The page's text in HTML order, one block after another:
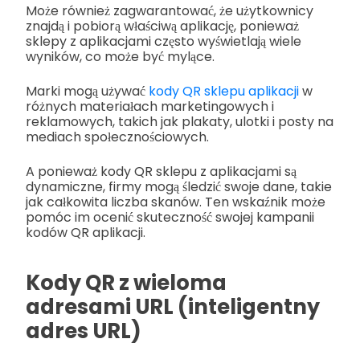
Może również zagwarantować, że użytkownicy
znajdą i pobiorą właściwą aplikację, ponieważ
sklepy z aplikacjami często wyświetlają wiele
wyników, co może być mylące.
Marki mogą używać kody QR sklepu aplikacjiw
różnych materiałach marketingowych i
reklamowych, takich jak plakaty, ulotki i posty na
mediach społecznościowych.
A ponieważ kody QR sklepu z aplikacjami są
dynamiczne, firmy mogą śledzić swoje dane, takie
jak całkowita liczba skanów. Ten wskaźnik może
pomóc im ocenić skuteczność swojej kampanii
kodów QR aplikacji.
Kody QR z wieloma
adresami URL (inteligentny
adres URL)